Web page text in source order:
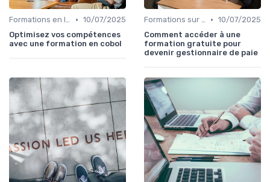
Formations en ligne • 10/07/2025
Optimisez vos compétences
avec une formation en cobol
Formations sur mesure pour entreprises • 10/07/2025
Comment accéder à une
formation gratuite pour
devenir gestionnaire de paie